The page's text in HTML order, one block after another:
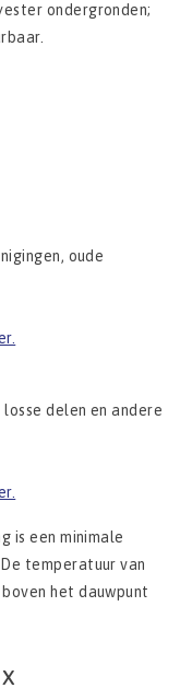
ondergronden;
oude
delen en andere
is een minimale
temperatuur van
het dauwpunt